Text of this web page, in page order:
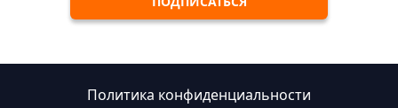
Политика конфиденциальности